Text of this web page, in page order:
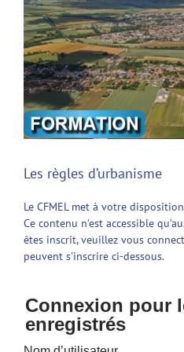
Les règles d’urbanisme
Le CFMEL met à votre
Ce contenu n’est accessible
êtes inscrit, veuillez vous
peuvent s'inscrire ci-dessous.
Connexion pour
enregistrés